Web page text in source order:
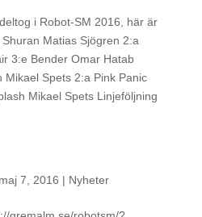
i Robot-SM 2016, här är
Matias Sjögren 2:a
3:e Bender Omar Hatab
Mikael Spets 2:a Pink Panic
Mikael Spets Linjeföljning
maj 7, 2016 | Nyheter